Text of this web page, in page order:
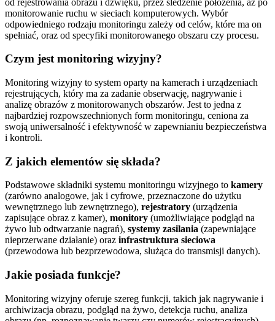
monitorowanie ruchu w sieciach komputerowych. Wybór
odpowiedniego rodzaju monitoringu zależy od celów, które ma on
spełniać, oraz od specyfiki monitorowanego obszaru czy procesu.
Czym jest monitoring wizyjny?
Monitoring wizyjny to system oparty na kamerach i urządzeniach
rejestrujących, który ma za zadanie obserwację, nagrywanie i
analizę obrazów z monitorowanych obszarów. Jest to jedna z
najbardziej rozpowszechnionych form monitoringu, ceniona za
swoją uniwersalność i efektywność w zapewnianiu bezpieczeństwa
i kontroli.
Z jakich elementów się składa?
Podstawowe składniki systemu monitoringu wizyjnego to kamery
(zarówno analogowe, jak i cyfrowe, przeznaczone do użytku
wewnętrznego lub zewnętrznego), rejestratory (urządzenia
zapisujące obraz z kamer), monitory (umożliwiające podgląd na
żywo lub odtwarzanie nagrań), systemy zasilania (zapewniające
nieprzerwane działanie) oraz infrastruktura sieciowa
(przewodowa lub bezprzewodowa, służąca do transmisji danych).
Jakie posiada funkcje?
Monitoring wizyjny oferuje szereg funkcji, takich jak nagrywanie i
archiwizacja obrazu, podgląd na żywo, detekcja ruchu, analiza